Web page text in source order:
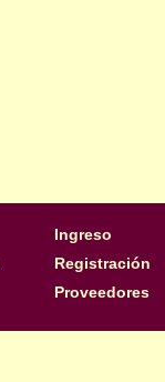
Ingreso
Registración
Proveedores